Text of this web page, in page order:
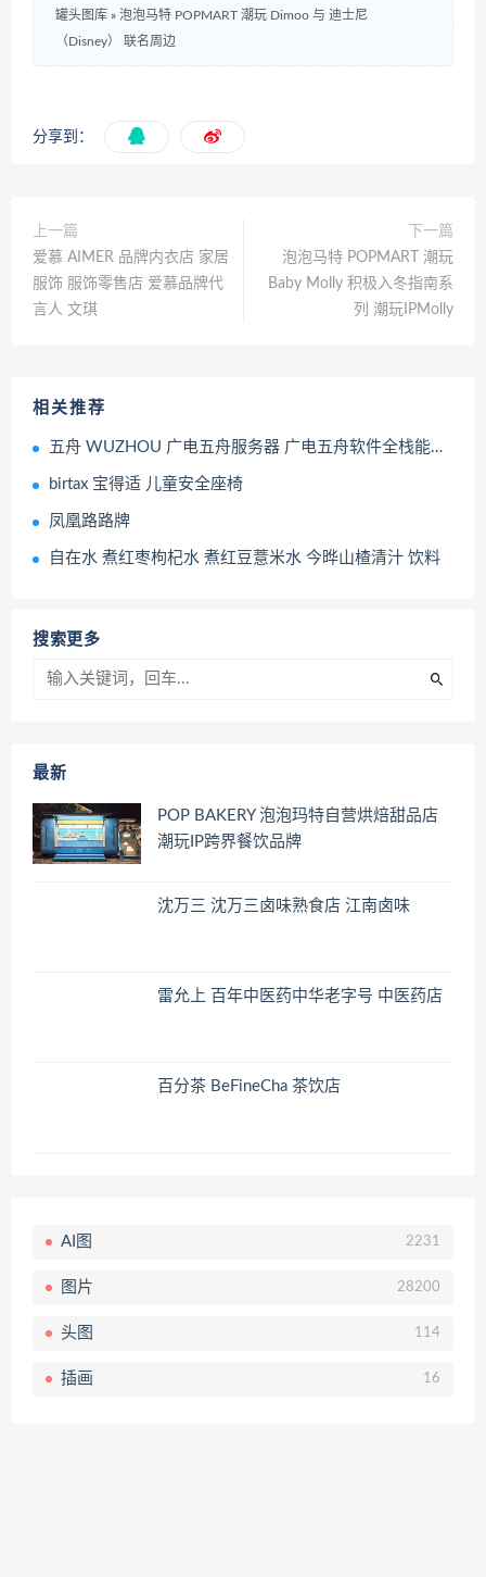
罐头图库 » 泡泡马特 POPMART 潮玩 Dimoo 与 迪士尼
（Disney） 联名周边
分享到：
上一篇
爱慕 AIMER 品牌内衣店 家居
服饰 服饰零售店 爱慕品牌代
言人 文琪
下一篇
泡泡马特 POPMART 潮玩
Baby Molly 积极入冬指南系
列 潮玩IPMolly
相关推荐
五舟 WUZHOU 广电五舟服务器 广电五舟软件全栈能力地图
birtax 宝得适 儿童安全座椅
凤凰路路牌
自在水 煮红枣枸杞水 煮红豆薏米水 今晔山楂清汁 饮料
搜索更多
最新
POP BAKERY 泡泡玛特自营烘焙甜品店
潮玩IP跨界餐饮品牌
沈万三 沈万三卤味熟食店 江南卤味
雷允上 百年中医药中华老字号 中医药店
百分茶 BeFineCha 茶饮店
AI图 2231
图片 28200
头图 114
插画 16